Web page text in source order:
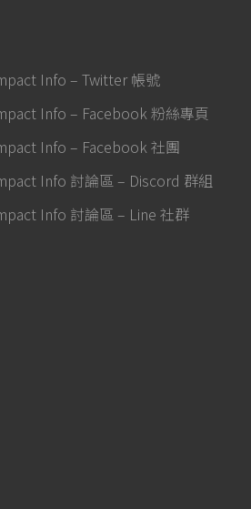
Info – Twitter 帳號
Info – Facebook 粉絲專頁
Info – Facebook 社團
Info 討論區 – Discord 群組
Info 討論區 – Line 社群